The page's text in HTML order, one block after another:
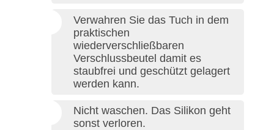
Verwahren Sie das Tuch in dem
praktischen
wiederverschließbaren
Verschlussbeutel damit es
staubfrei und geschützt gelagert
werden kann.
Nicht waschen. Das Silikon geht
sonst verloren.